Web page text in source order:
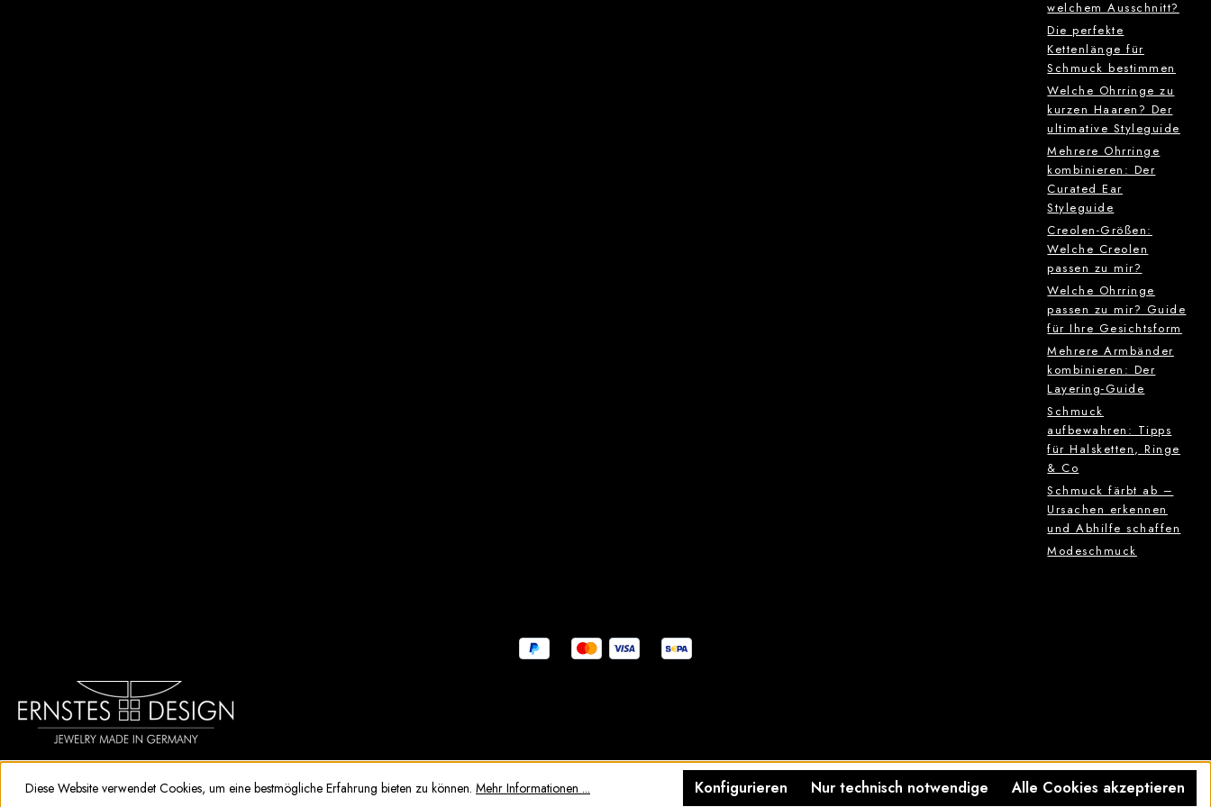
welchem Ausschnitt?
Die perfekte
Kettenlänge für
Schmuck bestimmen
Welche Ohrringe zu
kurzen Haaren? Der
ultimative Styleguide
Mehrere Ohrringe
kombinieren: Der
Curated Ear
Styleguide
Creolen-Größen:
Welche Creolen
passen zu mir?
Welche Ohrringe
passen zu mir? Guide
für Ihre Gesichtsform
Mehrere Armbänder
kombinieren: Der
Layering-Guide
Schmuck
aufbewahren: Tipps
für Halsketten, Ringe
& Co
Schmuck färbt ab –
Ursachen erkennen
und Abhilfe schaffen
Modeschmuck
Diese Website verwendet Cookies, um eine bestmögliche Erfahrung bieten zu können. Mehr Informationen ... Nur technisch notwendige
Konfigurieren Alle Cookies akzeptieren